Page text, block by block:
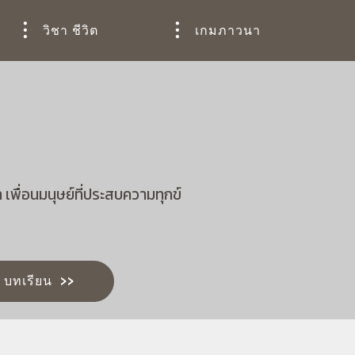
วิชา ชีวิต เกมภาวนา
เพื่อนมนุษย์ที่ประสบความทุกข์
บทเรียน >>